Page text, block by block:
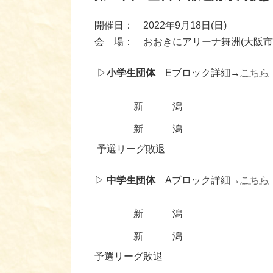
開催日： 2022年9月 18日 (日)
会 場： おおきにアリーナ舞洲 (大阪市
▷小学生団体 Eブロック詳細→ こちら
新 潟
新 潟
予選リーグ敗退
▷ 中学生団体Aブロック詳細→ こちら
新 潟
新 潟
予選リーグ敗退